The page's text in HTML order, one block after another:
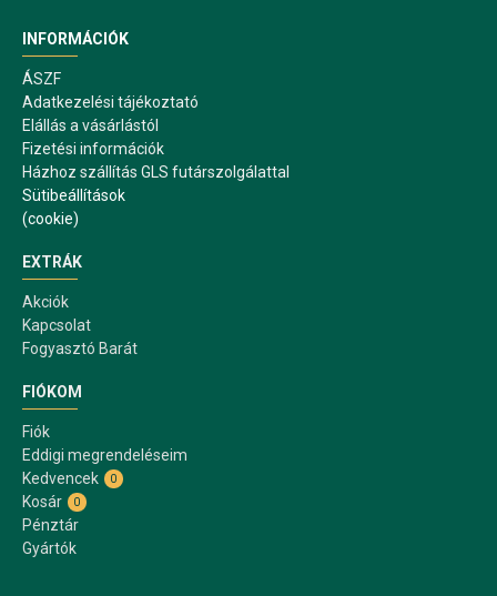
INFORMÁCIÓK
ÁSZF
Adatkezelési tájékoztató
Elállás a vásárlástól
Fizetési információk
Házhoz szállítás GLS futárszolgálattal
Sütibeállítások
(cookie)
EXTRÁK
Akciók
Kapcsolat
Fogyasztó Barát
FIÓKOM
Fiók
Eddigi megrendeléseim
Kedvencek
0
Kosár 0
Pénztár
Gyártók